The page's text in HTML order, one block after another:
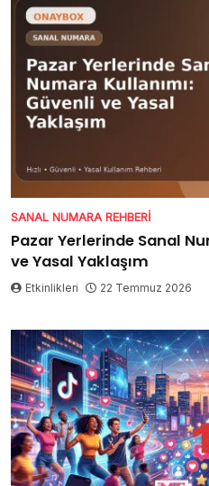
SANAL NUMARA REHBERI
Pazar Yerlerinde Sanal
ve Yasal Yaklaşım
Etkinlikleri 22 Temmuz 2026